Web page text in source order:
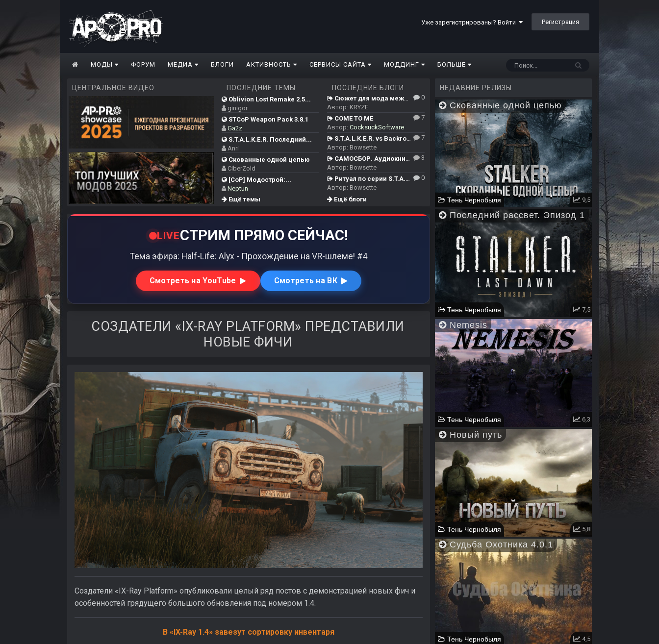
Уже зарегистрированы? Войти Регистрация
МОДЫ ФОРУМ МЕДИА БЛОГИ АКТИВНОСТЬ СЕРВИСЫ САЙТА МОДДИНГ БОЛЬШЕ
ЦЕНТРАЛЬНОЕ ВИДЕО ПОСЛЕДНИЕ ТЕМЫ
Oblivion Lost Remake 2.5...
ginigor
STCoP Weapon Pack 3.8.1
Ga2z
S.T.A.L.K.E.R. Последний...
Anri
Скованные одной цепью
CiberZold
[CoP] Модострой:...
Neptun
Ещё темы
ПОСЛЕДНИЕ БЛОГИ
Сюжет для мода между ЧН/ТЧ/ЗП и Сердцем Чернобыля
Автор: KRYZE
0
COME TO ME
Автор: CocksuckSoftware
7
S.T.A.L.K.E.R. vs Backrooms
Автор: Bowsette
7
САМОСБОР. Аудиокнига.
Автор: Bowsette
3
Ритуал по серии S.T.A.L.K.E.R.
Автор: Bowsette
0
Ещё блоги
LIVEСТРИМ ПРЯМО СЕЙЧАС!
Тема эфира: Half-Life: Alyx - Прохождение на VR-шлеме! #4
Смотреть на YouTube Смотреть на ВК
СОЗДАТЕЛИ «IX-RAY PLATFORM» ПРЕДСТАВИЛИ
НОВЫЕ ФИЧИ
Создатели «IX-Ray Platform» опубликовали целый ряд постов с демонстрацией новых фич и
особенностей грядущего большого обновления под номером 1.4.
В «IX-Ray 1.4» завезут сортировку инвентаря
НЕДАВНИЕ РЕЛИЗЫ
Скованные одной цепью
Тень Чернобыля 9,5
Последний рассвет. Эпизод 1
Тень Чернобыля 7,5
Nemesis
Тень Чернобыля 6,3
Новый путь
Тень Чернобыля 5,8
Судьба Охотника 4.0.1
Тень Чернобыля 4,5